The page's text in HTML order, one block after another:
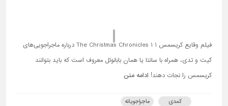
فیلم وقایع کریسمس 1 The Christmas Chronicles 1 درباره ماجراجویی‌های
کیت و تدی، همراه با سانتا یا همان بابانوئل معروف است که باید بتوانند
کریسمس را نجات دهند! ادامه متن
کمدی ماجراجویانه